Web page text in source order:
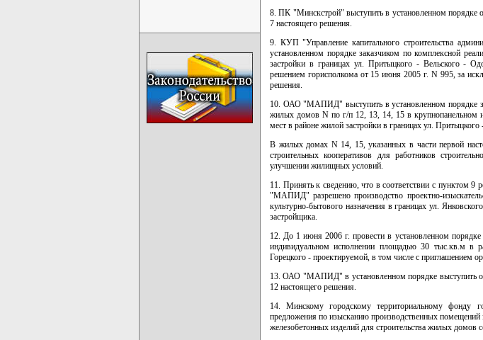
8. ПК "Минскстрой" выступить в установленном порядке
7 настоящего решения.
9. КУП "Управление капитального строительства
установленном порядке заказчиком по комплексной
застройки в границах ул. Притыцкого - Вельского -
решением горисполкома от 15 июня 2005 г. N 995, за
решения.
10. ОАО "МАПИД" выступить в установленном порядке
жилых домов N по г/п 12, 13, 14, 15 в крупнопанельном
мест в районе жилой застройки в границах ул.
В жилых домах N 14, 15, указанных в части первой
строительных кооперативов для работников
улучшении жилищных условий.
11. Принять к сведению, что в соответствии с пунктом
"МАПИД" разрешено производство проектно-
культурно-бытового назначения в границах ул.
застройщика.
12. До 1 июня 2006 г. провести в установленном
индивидуальном исполнении площадью 30 тыс.кв.м в
Горецкого - проектируемой, в том числе с приглашением
13. ОАО "МАПИД" в установленном порядке выступить
12 настоящего решения.
14. Минскому городскому территориальному фонду
предложения по изысканию производственных
железобетонных изделий для строительства жилых домов